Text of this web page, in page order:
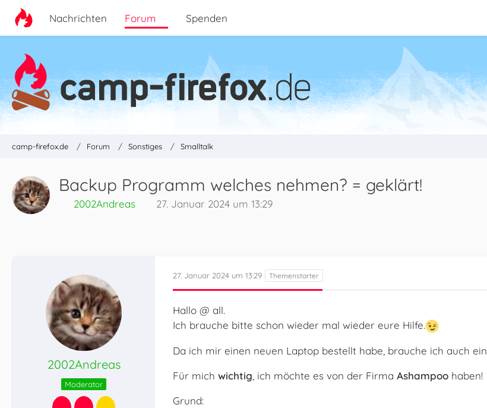
Nachrichten Forum Spenden
camp-firefox.de Forum Sonstiges Smalltalk
Backup Programm welches nehmen? = geklärt!
2002Andreas 27. Januar 2024 um 13:29
2002Andreas
Moderator
27. Januar 2024 um 13:29
Hallo @ all.
Ich brauche bitte schon wieder mal wieder eure Hilfe.
Da ich mir einen neuen Laptop bestellt habe, brauche ich auch
Für mich wichtig, ich möchte es von der Firma Ashampoo haben!
Grund: